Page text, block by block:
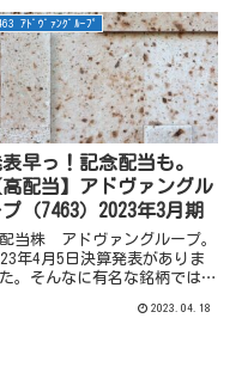
ｱﾄﾞｳﾞｧﾝｸﾞﾙｰﾌﾟ
早っ！記念配当も。
高配当】アドヴァングル
（7463）2023年3月期
当株 アドヴァングループ。
年4月5日決算発表がありま
。そんなに有名な銘柄ではな
したところなのでざっと決算確
2023.04.18